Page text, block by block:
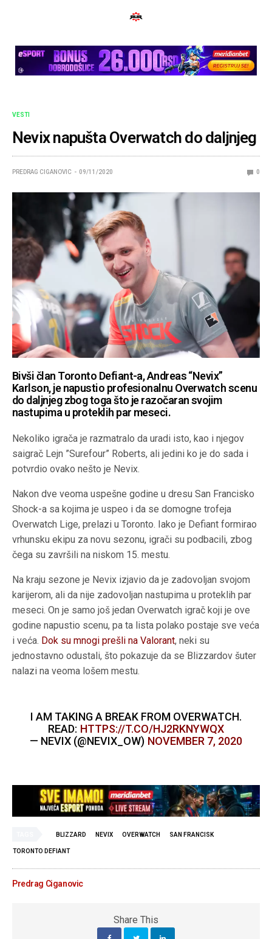
VESTI
Nevix napušta Overwatch do daljnjeg
PREDRAG CIGANOVIC 09/11/2020 0
Bivši član Toronto Defiant-a, Andreas “Nevix”
Karlson, je napustio profesionalnu Overwatch scenu
do daljnjeg zbog toga što je razočaran svojim
nastupima u proteklih par meseci.
Nekoliko igrača je razmatralo da uradi isto, kao i njegov
saigrač Lejn ”Surefour” Roberts, ali jedini ko je do sada i
potvrdio ovako nešto je Nevix.
Nakon dve veoma uspešne godine u dresu San Francisko
Shock-a sa kojima je uspeo i da se domogne trofeja
Overwatch Lige, prelazi u Toronto. Iako je Defiant formirao
vrhunsku ekipu za novu sezonu, igrači su podbacili, zbog
čega su završili na niskom 15. mestu.
Na kraju sezone je Nevix izjavio da je zadovoljan svojom
karijerom, ali da nije zadovoljan nastupima u proteklih par
meseci. On je samo još jedan Overwatch igrač koji je ove
godine napustio scenu, pa ta lista polako postaje sve veća
i veća. Dok su mnogi prešli na Valorant, neki su
jednostavno odustali, što pokazuje da se Blizzardov šuter
nalazi na veoma lošem mestu.
I AM TAKING A BREAK FROM OVERWATCH.
READ: HTTPS://T.CO/HJ2RKNYWQX
— NEVIX (@NEVIX_OW) NOVEMBER 7, 2020
BLIZZARD NEVIX OVERWATCH SAN FRANCISK
TORONTO DEFIANT
Predrag Ciganovic
Share This